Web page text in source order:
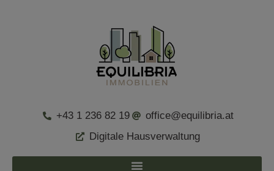
+43 1 236 82 19
office@equilibria.at
Digitale Hausverwaltung